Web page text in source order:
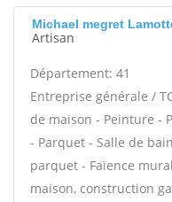
Michael megret
Artisan
Département: 41
Entreprise générale /
de maison - Peinture -
- Parquet - Salle de
parquet - Faïence
maison, construction